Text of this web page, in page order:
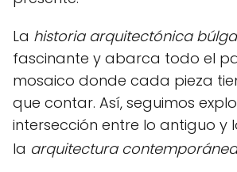
La historia arquitectónica
fascinante y abarca todo el
mosaico donde cada pieza
que contar. Así, seguimos
intersección entre lo antiguo y
la arquitectura